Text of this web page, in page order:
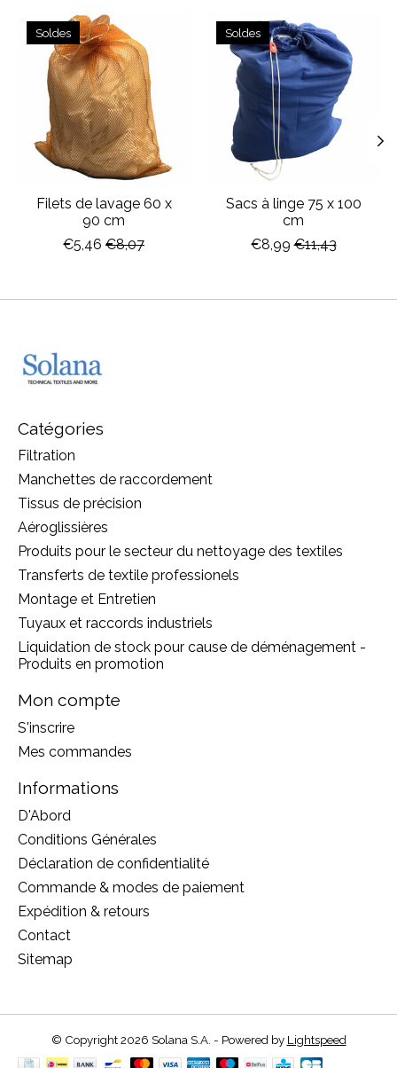
Articles du carrousel de produits
Soldes
Filets de lavage 60 x
90 cm
€5,46 €8,07
Soldes
Sacs à linge 75 x 100
cm
€8,99 €11,43
Catégories
Filtration
Manchettes de raccordement
Tissus de précision
Aéroglissières
Produits pour le secteur du nettoyage des textiles
Transferts de textile professionels
Montage et Entretien
Tuyaux et raccords industriels
Liquidation de stock pour cause de déménagement -
Produits en promotion
Mon compte
S'inscrire
Mes commandes
Informations
D'Abord
Conditions Générales
Déclaration de confidentialité
Commande & modes de paiement
Expédition & retours
Contact
Sitemap
© Copyright 2026 Solana S.A. - Powered by Lightspeed